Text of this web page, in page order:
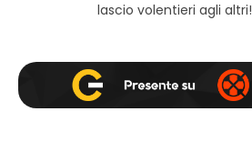
lascio volentieri agli altri!